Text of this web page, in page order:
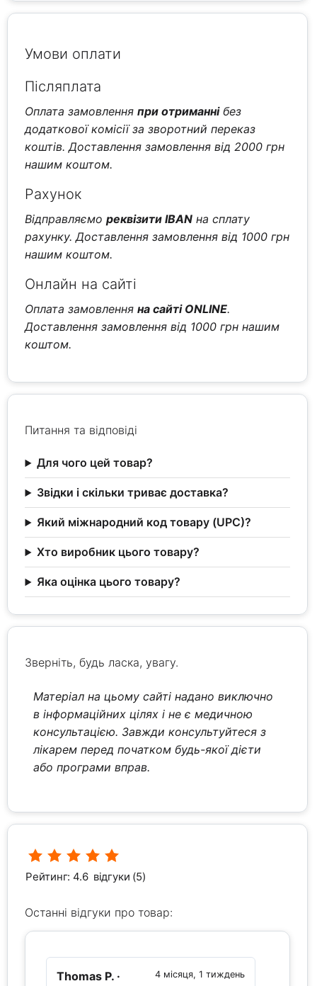
Умови оплати
Післяплата
Оплата замовленняпри отриманнібез
додаткової комісії за зворотний переказ
коштів. Доставлення замовлення від 2000 грн
нашим коштом.
Рахунок
Відправляємореквізити IBAN на сплату
рахунку. Доставлення замовлення від 1000 грн
нашим коштом.
Онлайн на сайті
Оплата замовленняна сайті ONLINE.
Доставлення замовлення від 1000 грн нашим
коштом.
Питання та відповіді
Для чого цей товар?
Звідки і скільки триває доставка?
Який міжнародний код товару (UPC)?
Хто виробник цього товару?
Яка оцінка цього товару?
Зверніть, будь ласка, увагу.
Матеріал на цьому сайті надано виключно
в інформаційних цілях і не є медичною
консультацією. Завжди консультуйтеся з
лікарем перед початком будь-якої дієти
або програми вправ.
Рейтинг: 4.6 відгуки (5)
Останні відгуки про товар:
4 місяця, 1 тиждень
Thomas P. ·